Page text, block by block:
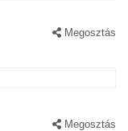
Megosztás
Megosztás